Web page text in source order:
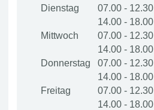
Dienstag
07.00 - 12.30
14.00 - 18.00
Mittwoch
07.00 - 12.30
14.00 - 18.00
Donnerstag
07.00 - 12.30
14.00 - 18.00
Freitag
07.00 - 12.30
14.00 - 18.00